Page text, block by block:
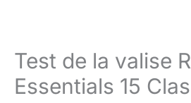
Test de la valise
Essentials 15